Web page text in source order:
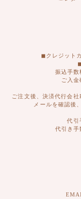
◼︎クレジット
振込手数
ご入金
ご注文後、決済代行会
メールを確認後
代引
代引き手